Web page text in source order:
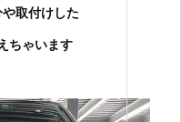
取付けした
ちゃいます